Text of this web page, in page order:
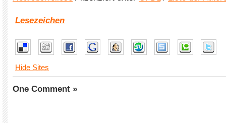
Lesezeichen
Hide Sites
One Comment »